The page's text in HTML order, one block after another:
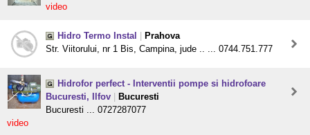
video
Hidro Termo Instal
Prahova
Str. Viitorului, nr 1 Bis, Campina, jude .. ... 0744.751.777
Hidrofor perfect - Interventii pompe si hidrofoare
Bucuresti, Ilfov
Bucuresti
Bucuresti ... 0727287077
video